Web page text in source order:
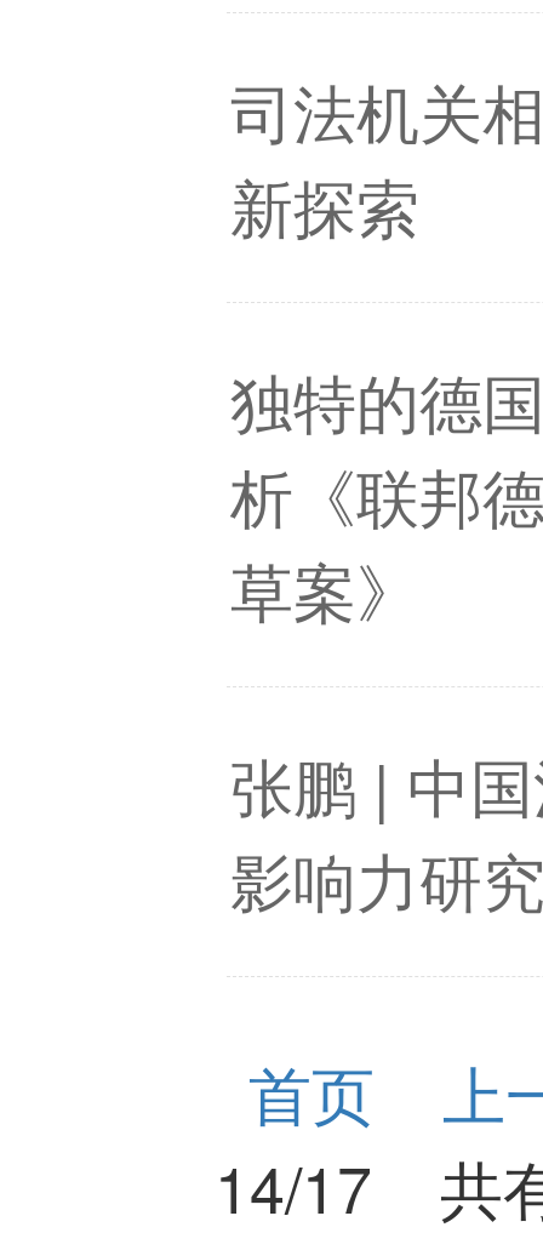
司法机关
新探索
独特的德
析《联邦
草案》
张鹏 | 中
影响力研
首页
上
14/17 共